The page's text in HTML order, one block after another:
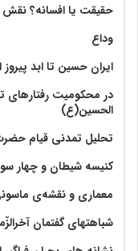
حقیقت یا افسانه؟‌ نقش
وداع
ایران حسین تا ابد
در محکومیت رفتارهای
الحسین(ع)
تحلیل تمدنی قیام حضرت
کنیسه شیطان و چهار
معماری و نقشه‌ی
شباهتهای گفتمان